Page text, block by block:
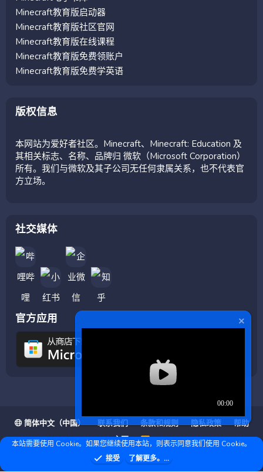
Minecraft教育版启动器
Minecraft教育版社区官网
Minecraft教育版在线课程
Minecraft教育版免费领账户
Minecraft教育版免费学英语
版权信息
本网站为爱好者社区。Minecraft、Minecraft: Education 及
其相关标志、名称、品牌归 微软（Microsoft Corporation）
所有。我们与微软及其子公司无任何隶属关系，也不代表官
方立场。
社交媒体
官方应用
简体中文（中国） 联系我们 条款和规则 隐私政策
帮助
主页
R
S
S
❤ © Copyright 2020–2026 基岩科技 版权所有 |Microsoft Marketplace
本站需要使用 Cookie。如果您继续使用本站，则表示同意我们使用 Cookie。
接受
了解更多。...